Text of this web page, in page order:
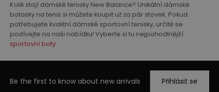
Kolik stojí dámské tenisky New Balance? Unikátní dámské
botasky na tenis si můžete koupit už za pár stovek. Pokud
potřebujete kvalitní dámské sportovní tenisky, určitě se
podívejte na naši nabídku! Vyberte si tu nejpohodlnější
sportovní boty.
Be the first to know about new arrivals Přihlásit se